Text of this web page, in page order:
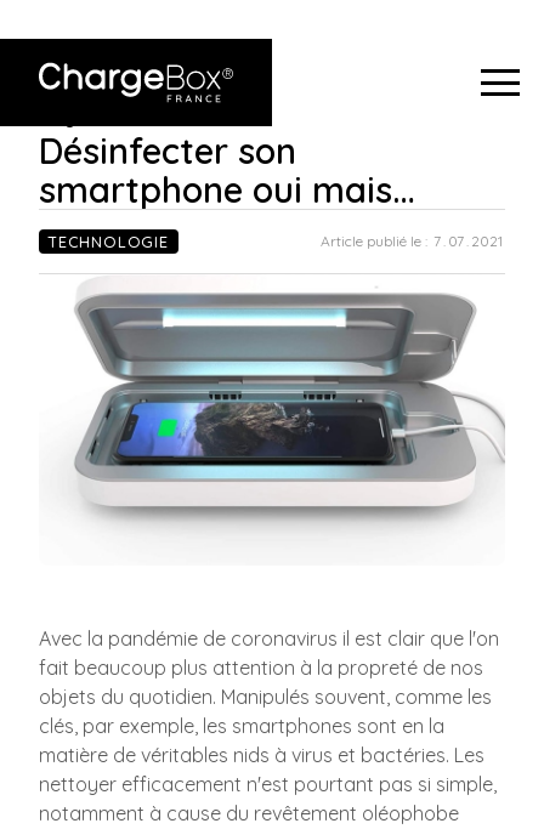
ChargeBox France>
Désinfecter son smartphone oui
Désinfecter son
smartphone oui mais…
TECHNOLOGIE Article publié le : 7. 07. 2021
Avec la pandémie de coronavirus il est clair que l'on
fait beaucoup plus attention à la propreté de nos
objets du quotidien. Manipulés souvent, comme les
clés, par exemple, les smartphones sont en la
matière de véritables nids à virus et bactéries. Les
nettoyer efficacement n'est pourtant pas si simple,
notamment à cause du revêtement oléophobe